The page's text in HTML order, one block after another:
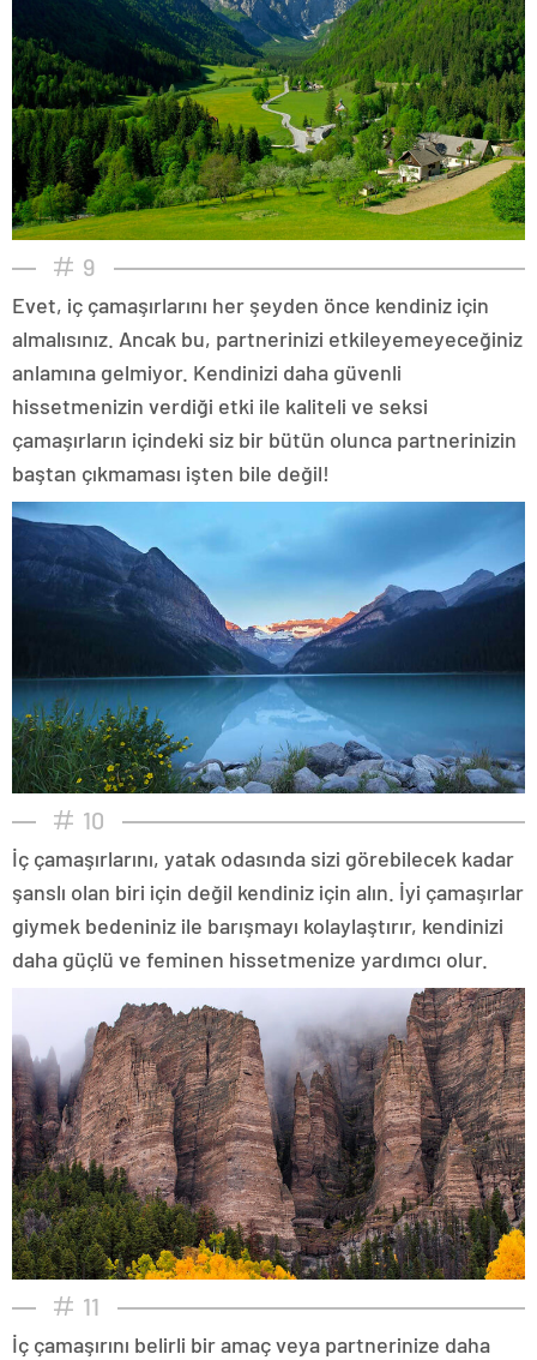
9
Evet, iç çamaşırlarını her şeyden önce kendiniz için
almalısınız. Ancak bu, partnerinizi etkileyemeyeceğiniz
anlamına gelmiyor. Kendinizi daha güvenli
hissetmenizin verdiği etki ile kaliteli ve seksi
çamaşırların içindeki siz bir bütün olunca partnerinizin
baştan çıkmaması işten bile değil!
10
İç çamaşırlarını, yatak odasında sizi görebilecek kadar
şanslı olan biri için değil kendiniz için alın. İyi çamaşırlar
giymek bedeniniz ile barışmayı kolaylaştırır, kendinizi
daha güçlü ve feminen hissetmenize yardımcı olur.
11
İç çamaşırını belirli bir amaç veya partnerinize daha